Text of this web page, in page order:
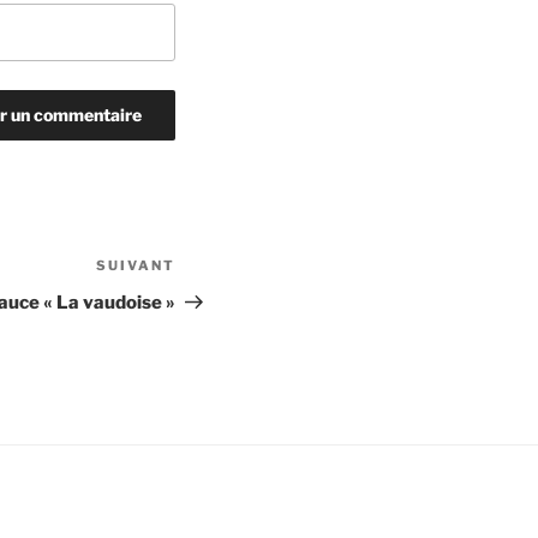
suivant
SUIVANT
« La vaudoise »